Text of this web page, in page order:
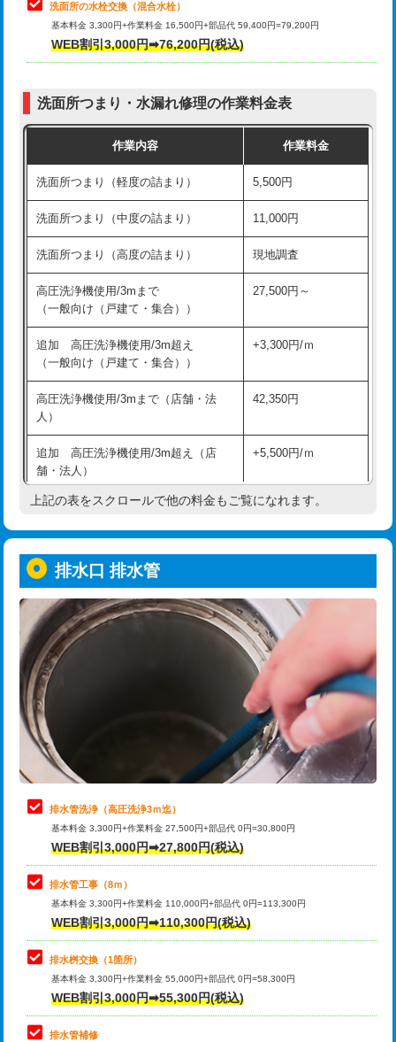
マス交換（深さ50㎝未満）
マス交換（深さ50㎝以上）
モルタル補修（厚さ10㎝まで） 27,500円
モルタル補修（厚さ10㎝超え） 38,500円
洗面台設置 38,500円
バスタブ設置 現場見積
追加人工 16,500円
廃棄・処分 現場見積
※給水管工事は20mmまでの価格です。
交換・取付(混合水栓（壁付・デッキ
式・ワンホール）)
16,500円+材料費
（P/S/ポップアップ））
交換・取付（その他部品） 11,000円+材料費
持込商品取付（単水栓） 13,200円
持込商品取付（混合水栓） 16,500円
持込商品取付（浄水器・分岐水栓） 16,500円
給水管工事※（ホール加工) 16,500円
給水管工事※（バンド止め)
給水管工事※（支持金具設置) 5,500円
給水管工事※（保温材使用（バンド止
め込み）)
5,500円
給水管工事※（土の掘削・埋め戻し作
業)
11,000円
給水管工事※（塩ビ管（VP・HI）使
用/3ｍまで)
用（追加）/3ｍ超え)
給水管工事※（ライニング鋼管・銅
管・ポリ管・HT管使用/3ｍまで)
44,000円
給水管工事※（ライニング鋼管・銅
管・ポリ管・HT管使用/3ｍ超え)
+8,800円
排水管工事（土の掘削・埋め戻し作
業）
11,000円~
排水管工事（排水管工事/3ｍまで） 55,000円
排水管工事（追加 排水管工事/3ｍ超
え）
マス交換（土の掘削・埋め戻し作業）
マス交換（深さ50㎝未満）
マス交換（深さ50㎝以上）
コンクリート斫り（厚さ10㎝まで）
コンクリート斫り（厚さ10㎝超え）
モルタル補修（厚さ10㎝まで）
洗面所の水栓交換（混合水栓）
基本料金 3,300円+作業料金 16,500円+部品代 59,400円=79,200円
WEB割引3,000円➡76,200円(税込)
洗面所つまり・水漏れ修理の作業料金表
作業内容 作業料金
洗面所つまり（軽度の詰まり） 5,500円
洗面所つまり（中度の詰まり） 11,000円
洗面所つまり（高度の詰まり） 現地調査
高圧洗浄機使用/3mまで
（一般向け（戸建て・集合））
27,500円～
追加 高圧洗浄機使用/3m超え
（一般向け（戸建て・集合））
+3,300円/ｍ
高圧洗浄機使用/3mまで（店舗・法
人）
42,350円
追加 高圧洗浄機使用/3m超え（店
舗・法人）
+5,500円/ｍ
高度高圧洗浄換 現地調査
トーラー機使用/3mまで
追加トーラー機使用/3m超え +3,300円
カメラ調査 33,000円
桝清掃 8,800円
止水・漏水調査・防水処理・清掃・修
理・調整・分解・加工など（軽作業）
11,000円
止水・漏水調査・防水処理・清掃・修
理・調整・分解・加工など（中作業）
22,000円
止水・漏水調査・防水処理・清掃・修
理・調整・分解・加工など（重作業）
33,000円
その他部品の脱着
交換・取付（タンク）
交換・取付(単水栓（壁付・デッキ
式）)
交換・取付(混合水栓（壁付・デッキ
式・ワンホール）)
16,500円+材料費
上記の表をスクロールで他の料金もご覧になれます。
排水口 排水管
排水管洗浄（高圧洗浄3ｍ迄）
基本料金 3,300円+作業料金 27,500円+部品代 0円=30,800円
WEB割引3,000円➡27,800円(税込)
排水管工事（8ｍ）
基本料金 3,300円+作業料金 110,000円+部品代 0円=113,300円
WEB割引3,000円➡110,300円(税込)
排水桝交換（1箇所）
基本料金 3,300円+作業料金 55,000円+部品代 0円=58,300円
WEB割引3,000円➡55,300円(税込)
排水管補修